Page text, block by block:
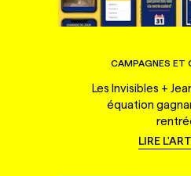
CAMPAGNES ET
Les Invisibles +
équation
LIRE